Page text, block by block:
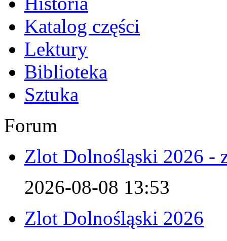
Katalog części
Lektury
Biblioteka
Sztuka
Forum
Zlot Dolnośląski 2026 -
2026-08-08 13:53
Zlot Dolnośląski 2026